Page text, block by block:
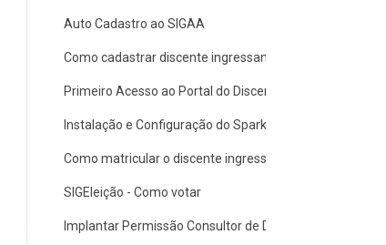
Auto Cadastro ao SIGAA
Como cadastrar discente ingressante de Graduação
Primeiro Acesso ao Portal do Discente
Instalação e Configuração do Spark
Como matricular o discente ingressante em Plano de
SIGEleição - Como votar
Implantar Permissão Consultor de Dados Acadêmicos